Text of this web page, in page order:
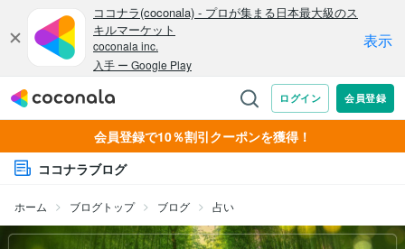
会員登録で10％割引クーポンを獲得！
ココナラブログ
ホーム ブログトップ ブログ 占い